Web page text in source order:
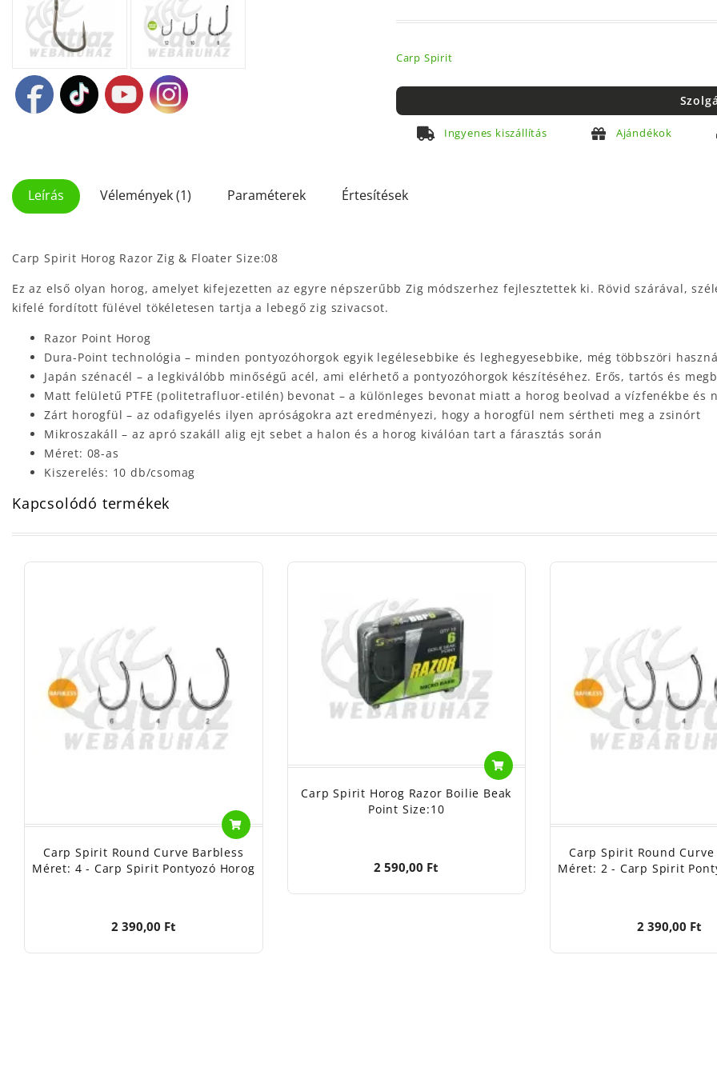
Carp Spirit
Ingyenes kiszállítás Ajándékok
Leírás Vélemények (1) Paraméterek Értesítések
Carp Spirit Horog Razor Zig & Floater Size:08
Ez az első olyan horog, amelyet kifejezetten az egyre népszerűbb Zig módszerhez fejlesztettek ki. Rövid szárával,
kifelé fordított fülével tökéletesen tartja a lebegő zig szivacsot.
Razor Point Horog
Dura-Point technológia – minden pontyozóhorgok egyik legélesebbike és leghegyesebbike, még többszöri
Japán szénacél – a legkiválóbb minőségű acél, ami elérhető a pontyozóhorgok készítéséhez. Erős, tartós és
Matt felületű PTFE (politetrafluor-etilén) bevonat – a különleges bevonat miatt a horog beolvad a vízfenékbe és
Zárt horogfül – az odafigyelés ilyen apróságokra azt eredményezi, hogy a horogfül nem sértheti meg a zsinórt
Mikroszakáll – az apró szakáll alig ejt sebet a halon és a horog kiválóan tart a fárasztás során
Méret: 08-as
Kiszerelés: 10 db/csomag
Kapcsolódó termékek
Carp Spirit Round Curve Barbless
Méret: 4 - Carp Spirit Pontyozó Horog
2 390,00 Ft
Carp Spirit Horog Razor Boilie Beak
Point Size:10
2 590,00 Ft
Carp Spirit Round
Méret: 2 - Carp Spirit
2 390,00 Ft